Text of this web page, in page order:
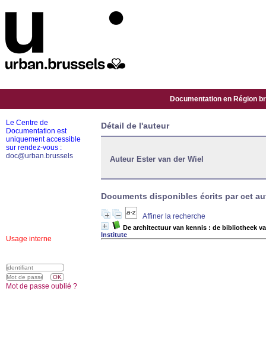
Documentation en Région
Détail de l'auteur
Auteur Ester van der Wiel
Documents disponibles écrits par cet
Affiner la recherche
De architectuur van kennis : de bibliotheek
Institute
Le Centre de
Documentation est
uniquement accessible
sur rendez-vous :
doc@urban.brussels
Usage interne
Mot de passe oublié ?